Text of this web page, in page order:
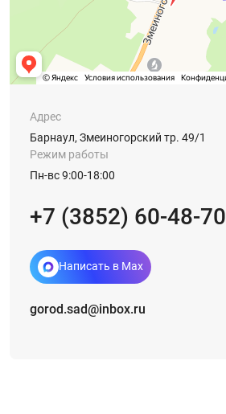
Адрес
Барнаул, Змеиногорский тр. 49/1
Режим работы
Пн-вс 9:00-18:00
+7 (3852) 60-48-70
Написать в Max
gorod.sad@inbox.ru